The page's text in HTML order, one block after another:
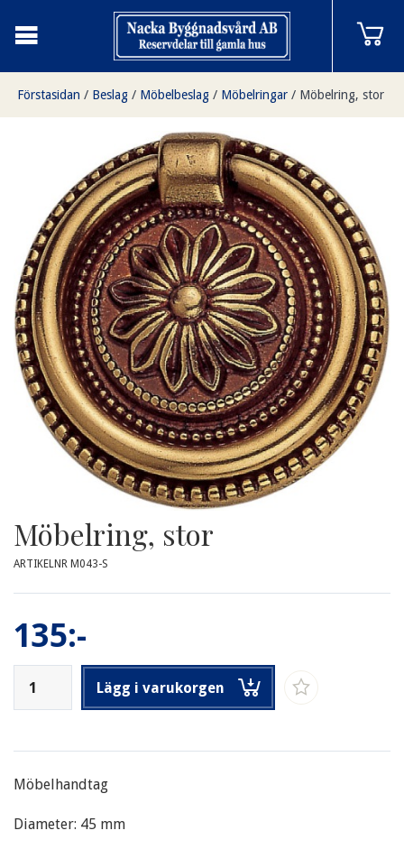
Förstasidan / Beslag / Möbelbeslag / Möbelringar / Möbelring, stor
Möbelring, stor
ARTIKELNR M043-S
135:-
Lägg i varukorgen
Möbelhandtag
Diameter: 45 mm